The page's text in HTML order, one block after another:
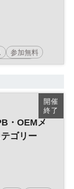
参加無料
シリーズ
開催
終了
・OEMメ
ゴリー